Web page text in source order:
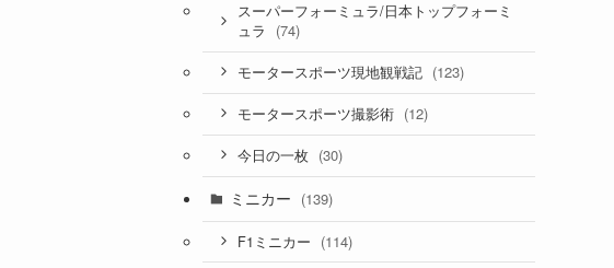
スーパーフォーミュラ/日本トップフォーミ
ュラ
(74)
モータースポーツ現地観戦記 (123)
モータースポーツ撮影術 (12)
今日の一枚 (30)
ミニカー (139)
F1ミニカー (114)